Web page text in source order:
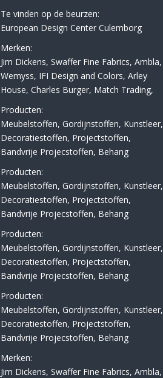
Te vinden op de beurzen:
European Design Center Culemborg
Merken:
Jim Dickens, Swaffer Fine Fabrics, Ambla,
Wemyss, IFI Design and Colors, Arley
House, Charles Burger, Match Trading,
Producten:
Meubelstoffen, Gordijnstoffen, Kunstleer,
Decoratiestoffen, Projectstoffen,
Bandvrije Projecstoffen, Behang
Producten:
Meubelstoffen, Gordijnstoffen, Kunstleer,
Decoratiestoffen, Projectstoffen,
Bandvrije Projecstoffen, Behang
Producten:
Meubelstoffen, Gordijnstoffen, Kunstleer,
Decoratiestoffen, Projectstoffen,
Bandvrije Projecstoffen, Behang
Producten:
Meubelstoffen, Gordijnstoffen, Kunstleer,
Decoratiestoffen, Projectstoffen,
Bandvrije Projecstoffen, Behang
Merken:
Jim Dickens, Swaffer Fine Fabrics, Ambla,